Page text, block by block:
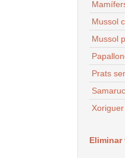
Mussol
Mussol
Prats
Samaruc
Eliminar